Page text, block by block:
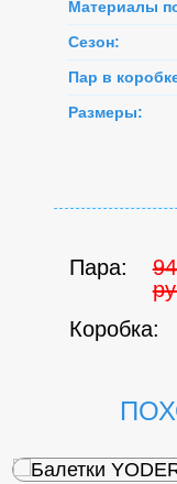
Материалы
Сезон:
Пар в
Размеры:
Пара:
Коробка: